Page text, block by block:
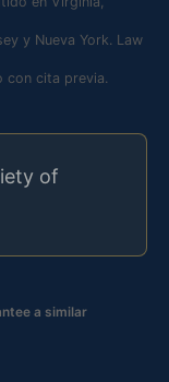
y Nueva York. Law
con cita previa.
of
a similar